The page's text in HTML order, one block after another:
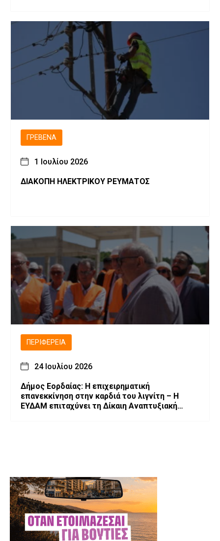
ΓΡΕΒΕΝΆ
1 Ιουλίου 2026
ΔΙΑΚΟΠΗ ΗΛΕΚΤΡΙΚΟΥ ΡΕΥΜΑΤΟΣ
ΠΕΡΙΦΈΡΕΙΑ
24 Ιουλίου 2026
Δήμος Εορδαίας: Η επιχειρηματική
επανεκκίνηση στην καρδιά του λιγνίτη – Η
ΕΥΔΑΜ επιταχύνει τη Δίκαιη Αναπτυξιακή